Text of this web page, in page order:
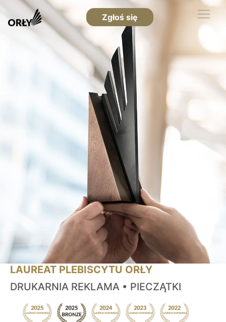
Zgłoś się
LAUREAT PLEBISCYTU ORŁY
DRUKARNIA REKLAMA • PIECZĄTKI